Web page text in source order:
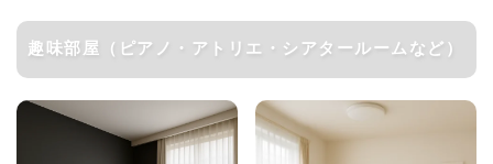
趣味部屋（ピアノ・アトリエ・シアタールームなど）